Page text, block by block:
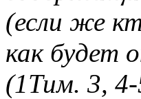
(если же
как будет
(1Тим. 3,